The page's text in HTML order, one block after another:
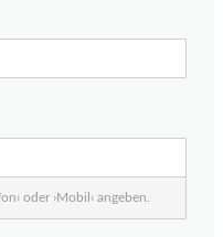
oder ›Mobil‹ angeben.